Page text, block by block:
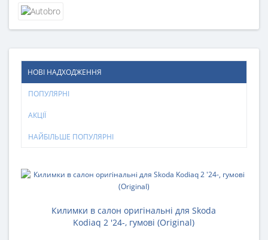
НОВІ НАДХОДЖЕННЯ
ПОПУЛЯРНІ
АКЦІЇ
НАЙБІЛЬШЕ ПОПУЛЯРНІ
Килимки в салон оригінальні для Skoda
Kodiaq 2 '24-, гумові (Original)